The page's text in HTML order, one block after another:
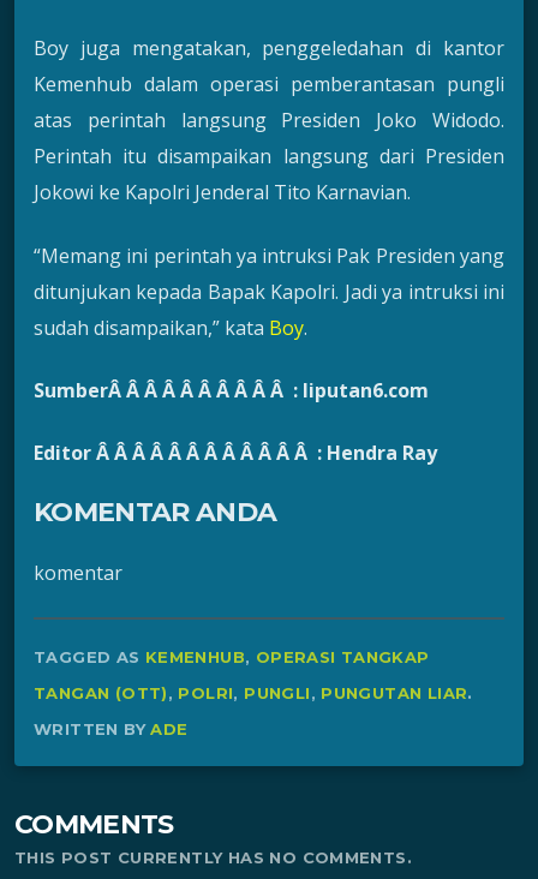
Boy juga mengatakan, penggeledahan di kantor
Kemenhub dalam operasi pemberantasan pungli
atas perintah langsung Presiden Joko Widodo.
Perintah itu disampaikan langsung dari Presiden
Jokowi ke Kapolri Jenderal Tito Karnavian.
“Memang ini perintah ya intruksi Pak Presiden yang
ditunjukan kepada Bapak Kapolri. Jadi ya intruksi ini
sudah disampaikan,” kata Boy.
SumberÂ Â Â Â Â Â Â Â Â Â : liputan6.com
Editor Â Â Â Â Â Â Â Â Â Â Â Â : Hendra Ray
KOMENTAR ANDA
komentar
TAGGED AS KEMENHUB, OPERASI TANGKAP
TANGAN (OTT), POLRI, PUNGLI, PUNGUTAN LIAR.
WRITTEN BYADE
COMMENTS
THIS POST CURRENTLY HAS NO COMMENTS.